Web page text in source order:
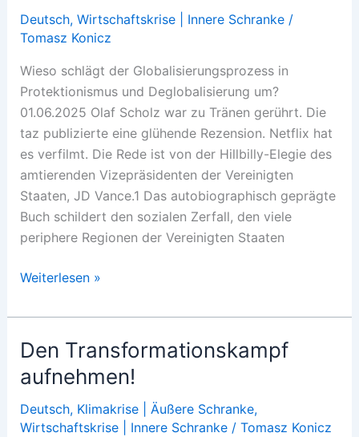
Deutsch, Wirtschaftskrise | Innere Schranke/
Tomasz Konicz
Wieso schlägt der Globalisierungsprozess in
Protektionismus und Deglobalisierung um?
01.06.2025 Olaf Scholz war zu Tränen gerührt. Die
taz publizierte eine glühende Rezension. Netflix hat
es verfilmt. Die Rede ist von der Hillbilly-Elegie des
amtierenden Vizepräsidenten der Vereinigten
Staaten, JD Vance.1 Das autobiographisch geprägte
Buch schildert den sozialen Zerfall, den viele
periphere Regionen der Vereinigten Staaten
JD
verstehen
Weiterlesen »
Den Transformationskampf
aufnehmen!
Deutsch, Klimakrise | Äußere Schranke,
Wirtschaftskrise | Innere Schranke/ Tomasz Konicz